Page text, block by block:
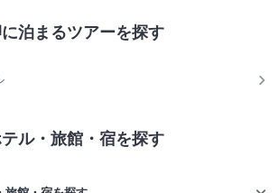
泊まるツアーを探す
ル・旅館・宿を探す